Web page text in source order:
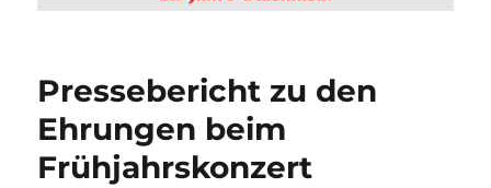
Pressebericht zu den
Ehrungen beim
Frühjahrskonzert